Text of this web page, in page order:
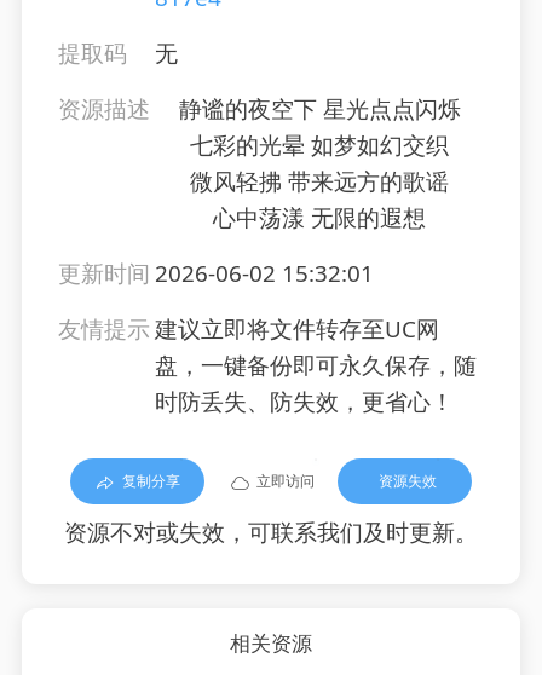
提取码
无
资源描述
静谧的夜空下 星光点点闪烁
七彩的光晕 如梦如幻交织
微风轻拂 带来远方的歌谣
心中荡漾 无限的遐想
更新时间 2026-06-02 15:32:01
友情提示建议立即将文件转存至UC网
盘，一键备份即可永久保存，随
时防丢失、防失效，更省心！
复制分享 立即访问 资源失效
资源不对或失效，可联系我们及时更新。
相关资源